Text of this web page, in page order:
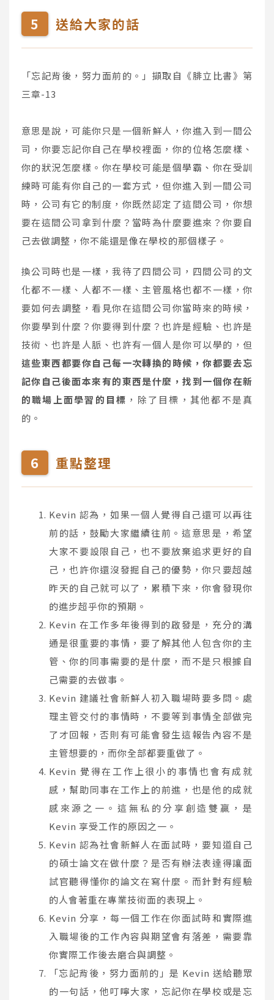
送給大家的話
「忘記背後，努力面前的。」擷取自《腓立比書》第
三章-13
意思是說，可能你只是一個新鮮人，你進入到一間公
司，你要忘記你自己在學校裡面，你的位格怎麼樣、
你的狀況怎麼樣。你在學校可能是個學霸、你在受訓
練時可能有你自己的一套方式，但你進入到一間公司
時，公司有它的制度，你既然認定了這間公司，你想
要在這間公司拿到什麼？當時為什麼要進來？你要自
己去做調整，你不能還是像在學校的那個樣子。
換公司時也是一樣，我待了四間公司，四間公司的文
化都不一樣、人都不一樣、主管風格也都不一樣，你
要如何去調整，看見你在這間公司你當時來的時候，
你要學到什麼？你要得到什麼？也許是經驗、也許是
技術、也許是人脈、也許有一個人是你可以學的，但
這些東西都要你自己每一次轉換的時候，你都要去忘
記你自己後面本來有的東西是什麼，找到一個你在新
的職場上面學習的目標 ，除了目標，其他都不是真
的。
重點整理
Kevin 認為，如果一個人覺得自己還可以再往
前的話，鼓勵大家繼續往前。這意思是，希望
大家不要設限自己，也不要放棄追求更好的自
己，也許你還沒發掘自己的優勢，你只要超越
昨天的自己就可以了，累積下來，你會發現你
的進步超乎你的預期。
Kevin 在工作多年後得到的啟發是，充分的溝
通是很重要的事情，要了解其他人包含你的主
管、你的同事需要的是什麼，而不是只根據自
己需要的去做事。
Kevin 建議社會新鮮人初入職場時要多問。處
理主管交付的事情時，不要等到事情全部做完
了才回報，否則有可能會發生這報告內容不是
主管想要的，而你全部都要重做了。
Kevin 覺得在工作上很小的事情也會有成就
感，幫助同事在工作上的前進，也是他的成就
感來源之一。這無私的分享創造雙贏，是
Kevin 享受工作的原因之一。
Kevin 認為社會新鮮人在面試時，要知道自己
的碩士論文在做什麼？是否有辦法表達得讓面
試官聽得懂你的論文在寫什麼。而針對有經驗
的人會著重在專業技術面的表現上。
Kevin 分享，每一個工作在你面試時和實際進
入職場後的工作內容與期望會有落差，需要靠
你實際工作後去磨合與調整。
「忘記背後，努力面前的」是 Kevin 送給聽眾
的一句話，他叮嚀大家，忘記你在學校或是忘